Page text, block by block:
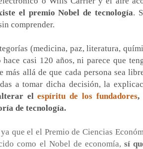
el premio Nobel de tecnología.
comprender.
(medicina, paz, literatura,
casi 120 años, ni parece que
allá de que cada persona sea
a tomar dicha decisión, la
el espíritu de los fundadores,
de tecnología.
que el el Premio de Ciencias
como el Nobel de economía, sí